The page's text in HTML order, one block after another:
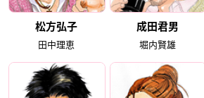
松方弘子
田中理恵
成田君男
堀内賢雄